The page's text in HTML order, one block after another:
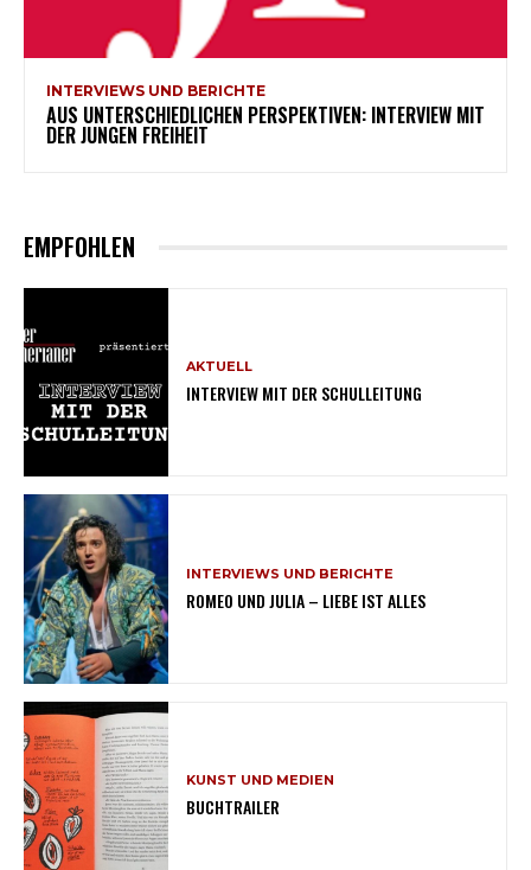
INTERVIEWS UND BERICHTE
AUS UNTERSCHIEDLICHEN PERSPEKTIVEN: INTERVIEW MIT
DER JUNGEN FREIHEIT
EMPFOHLEN
AKTUELL
INTERVIEW MIT DER SCHULLEITUNG
INTERVIEWS UND BERICHTE
ROMEO UND JULIA – LIEBE IST ALLES
KUNST UND MEDIEN
BUCHTRAILER